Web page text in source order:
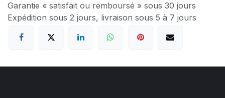
Garantie « satisfait ou remboursé » sous 30 jours
Expédition sous 2 jours, livraison sous 5 à 7 jours